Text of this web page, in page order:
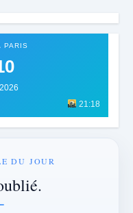
PARIS
21:18
DU JOUR